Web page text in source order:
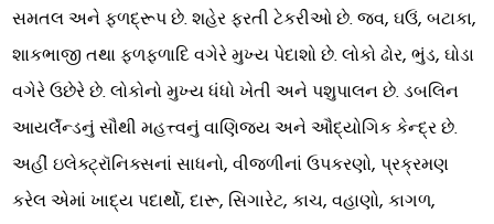
સમતલ અને ફળદ્રૂપ છે. શહેર ફરતી ટેકરીઓ છે. જવ, ઘઉં, બટાકા,
શાકભાજી તથા ફળફળાદિ વગેરે મુખ્ય પેદાશો છે. લોકો ઢોર, ભુંડ, ઘોડા
વગેરે ઉછેરે છે. લોકોનો મુખ્ય ધંધો ખેતી અને પશુપાલન છે. ડબલિન
આયર્લૅન્ડનું સૌથી મહત્ત્વનું વાણિજ્ય અને ઔદ્યોગિક કેન્દ્ર છે.
અહીં ઇલેક્ટ્રૉનિક્સનાં સાધનો, વીજળીનાં ઉપકરણો, પ્રક્રમણ
કરેલ એમાં ખાદ્ય પદાર્થો, દારૂ, સિગારેટ, કાચ, વહાણો, કાગળ,